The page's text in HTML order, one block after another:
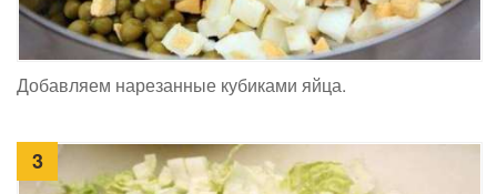
Добавляем нарезанные кубиками яйца.
3